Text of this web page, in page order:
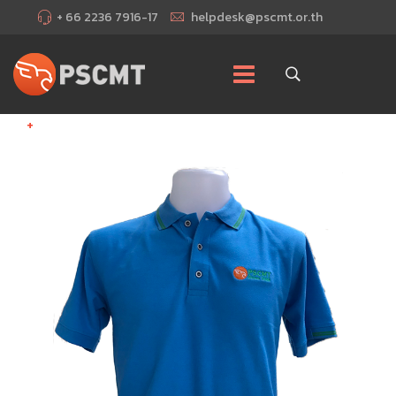
+ 66 2236 7916-17 helpdesk@pscmt.or.th
+